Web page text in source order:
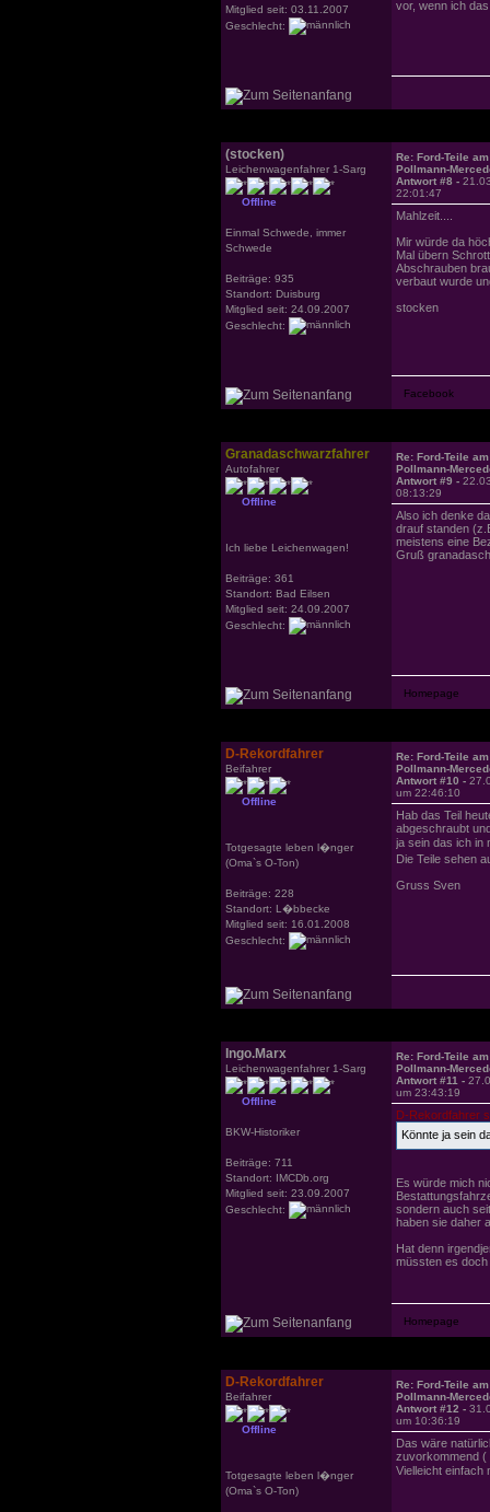
Mitglied seit: 03.11.2007
Geschlecht:
vor, wenn ich
(stocken)
Leichenwagenfahrer 1-Sarg
Offline
Einmal Schwede, immer
Schwede
Beiträge: 935
Standort: Duisburg
Mitglied seit: 24.09.2007
Geschlecht:
Re: Ford-Teile am
Pollmann-
Antwort #8 -
22:01:47
Mahlzeit....
Mir würde da
Mal übern
Abschrauben
verbaut wurde
stocken
Granadaschwarzfahrer
Autofahrer
Offline
Ich liebe Leichenwagen!
Beiträge: 361
Standort: Bad Eilsen
Mitglied seit: 24.09.2007
Geschlecht:
Re: Ford-Teile am
Pollmann-
Antwort #9 -
08:13:29
Also ich denke
drauf standen
meistens eine
Gruß
D-Rekordfahrer
Beifahrer
Offline
Totgesagte leben l�nger
(Oma`s O-Ton)
Beiträge: 228
Standort: L�bbecke
Mitglied seit: 16.01.2008
Geschlecht:
Re: Ford-Teile am
Pollmann-
Antwort #10 -
um 22:46:10
Hab das Teil
abgeschraubt
ja sein das ich in
Die Teile sehen
Gruss Sven
Ingo.Marx
Leichenwagenfahrer 1-Sarg
Offline
BKW-Historiker
Beiträge: 711
Standort: IMCDb.org
Mitglied seit: 23.09.2007
Geschlecht:
Re: Ford-Teile am
Pollmann-
Antwort #11 -
um 23:43:19
D-Rekordfahrer
Könnte ja sein
Es würde mich
sondern auch
haben sie daher
Hat denn
müssten es doch
D-Rekordfahrer
Beifahrer
Offline
Totgesagte leben l�nger
(Oma`s O-Ton)
Re: Ford-Teile am
Pollmann-
Antwort #12 -
um 10:36:19
Das wäre
zuvorkommend (
Vielleicht